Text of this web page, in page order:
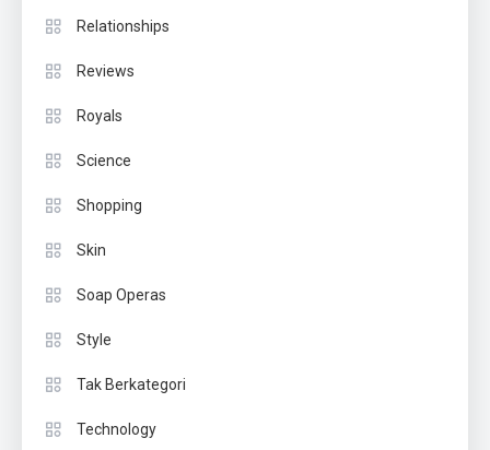
Relationships
Reviews
Royals
Science
Shopping
Skin
Soap Operas
Style
Tak Berkategori
Technology